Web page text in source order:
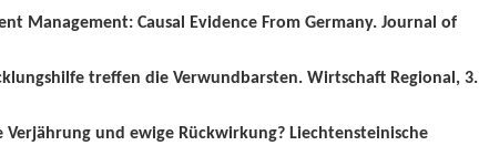
Management: Causal Evidence From Germany. Journal of
treffen die Verwundbarsten. Wirtschaft Regional, 3.
Verjährung und ewige Rückwirkung? Liechtensteinische